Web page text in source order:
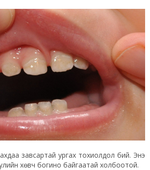
завсартай ургах тохиолдол бий. Энэ
хөвч богино байгаатай холбоотой.